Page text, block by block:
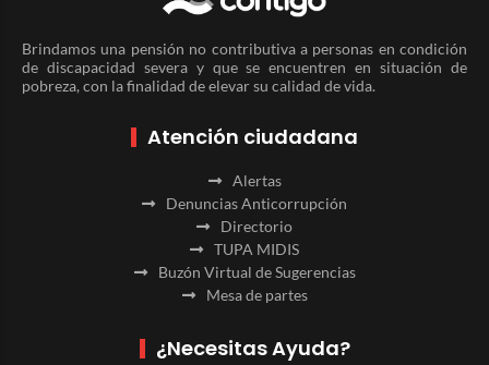
Brindamos una pensión no contributiva a personas en condición
de discapacidad severa y que se encuentren en situación de
pobreza, con la finalidad de elevar su calidad de vida.
Atención ciudadana
Alertas
Denuncias Anticorrupción
Directorio
TUPA MIDIS
Buzón Virtual de Sugerencias
Mesa de partes
¿Necesitas Ayuda?